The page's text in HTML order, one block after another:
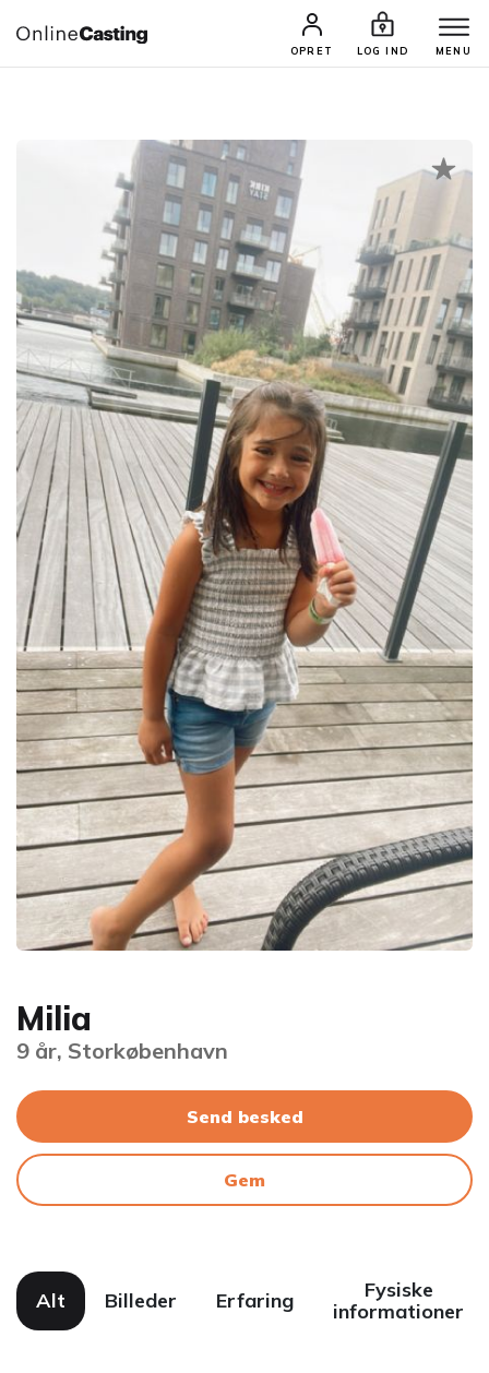
OPRET LOG IND MENU
CASTINGS & JOBS SØG PROFIL
Milia
9 år, Storkøbenhavn
Send besked
Gem
Alt Billeder Erfaring
Fysiske
informationer